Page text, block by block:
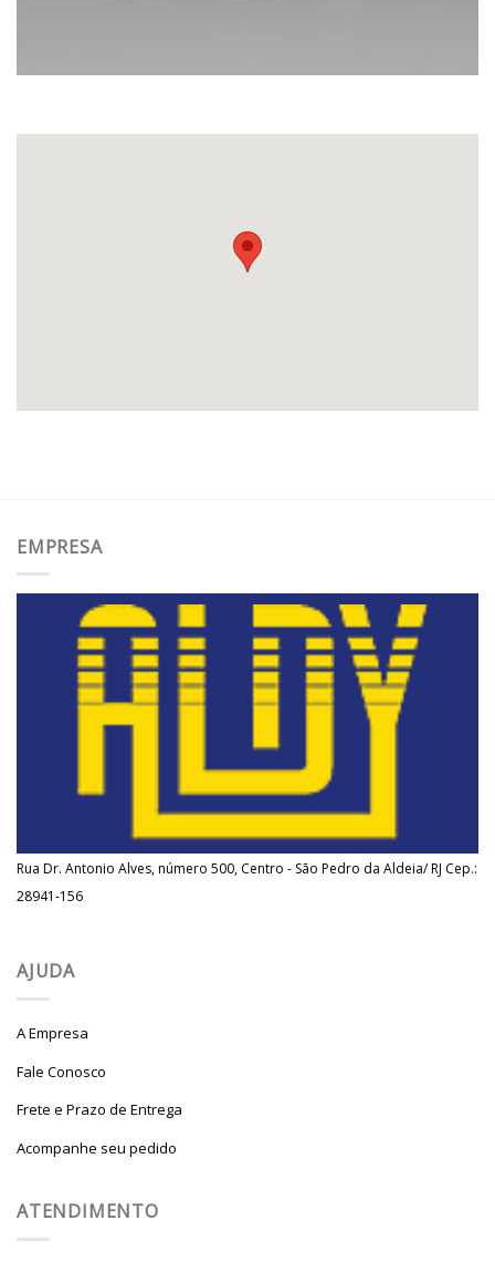
EMPRESA
Rua Dr. Antonio Alves, número 500, Centro - São Pedro da Aldeia/ RJ Cep.:
28941-156
AJUDA
A Empresa
Fale Conosco
Frete e Prazo de Entrega
Acompanhe seu pedido
ATENDIMENTO